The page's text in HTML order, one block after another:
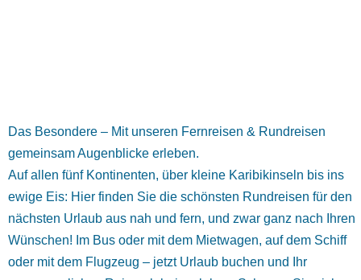
Das Besondere – Mit unseren Fernreisen & Rundreisen
gemeinsam Augenblicke erleben.
Auf allen fünf Kontinenten, über kleine Karibikinseln bis ins
ewige Eis: Hier finden Sie die schönsten Rundreisen für den
nächsten Urlaub aus nah und fern, und zwar ganz nach Ihren
Wünschen! Im Bus oder mit dem Mietwagen, auf dem Schiff
oder mit dem Flugzeug – jetzt Urlaub buchen und Ihr